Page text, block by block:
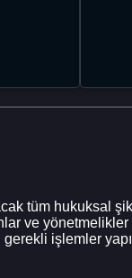
tüm hukuksal
ve
gerekli işlemler